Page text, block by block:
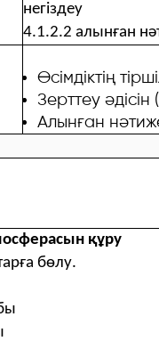
негіздеу
4.1.2.2 алынған
Өсімдіктің
Зерттеу
Алынған
құру
бөлу.